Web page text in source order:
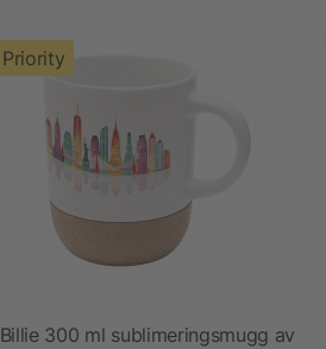
Priority
Billie 300 ml sublimeringsmugg av